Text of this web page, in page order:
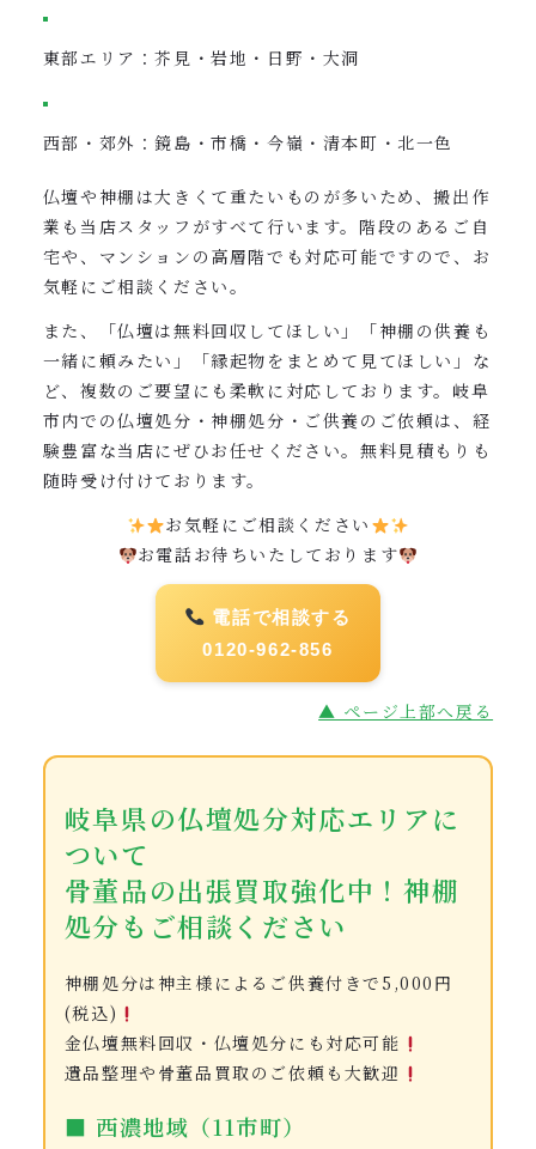
東部エリア：芥見・岩地・日野・大洞
西部・郊外：鏡島・市橋・今嶺・清本町・北一色
仏壇や神棚は大きくて重たいものが多いため、搬出作
業も当店スタッフがすべて行います。階段のあるご自
宅や、マンションの高層階でも対応可能ですので、お
気軽にご相談ください。
また、「仏壇は無料回収してほしい」「神棚の供養も
一緒に頼みたい」「縁起物をまとめて見てほしい」な
ど、複数のご要望にも柔軟に対応しております。岐阜
市内での仏壇処分・神棚処分・ご供養のご依頼は、経
験豊富な当店にぜひお任せください。無料見積もりも
随時受け付けております。
お気軽にご相談ください
お電話お待ちいたしております
電話で相談する
0120-962-856
▲ ページ上部へ戻る
岐阜県の仏壇処分対応エリアに
ついて
骨董品の出張買取強化中！神棚
処分もご相談ください
神棚処分は神主様によるご供養付きで5,000円
(税込)
金仏壇無料回収・仏壇処分にも対応可能
遺品整理や骨董品買取のご依頼も大歓迎
■ 西濃地域（11市町）